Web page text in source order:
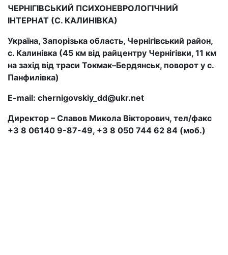
ЧЕРНІГІВСЬКИЙ ПСИХОНЕВРОЛОГІЧНИЙ
ІНТЕРНАТ (С. КАЛИНІВКА)
Україна, Запорізька область, Чернігівський район,
с. Калинівка (45 км від райцентру Чернігівки, 11 км
на захід від траси Токмак–Бердянськ, поворот у с.
Панфилівка)
E-mail: chernigovskiy_dd@ukr.net
Директор – Славов Микола Вікторович, тел/факс
+3 8 06140 9-87-49, +3 8 050 744 62 84 (моб.)